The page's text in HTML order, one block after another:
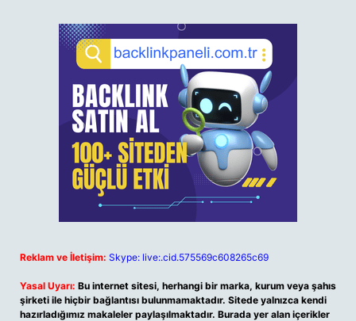
Reklam ve İletişim: Skype: live:.cid.575569c608265c69
Yasal Uyarı: Bu internet sitesi, herhangi bir marka, kurum veya şahıs
şirketi ile hiçbir bağlantısı bulunmamaktadır. Sitede yalnızca kendi
hazırladığımız makaleler paylaşılmaktadır. Burada yer alan içerikler